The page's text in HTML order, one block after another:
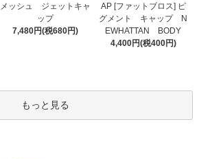
メッシュ ジェットキャ
ップ
7,480円(税680円)
AP [ファットブロス] ピ
グメント キャップ N
EWHATTAN BODY
4,400円(税400円)
もっと見る